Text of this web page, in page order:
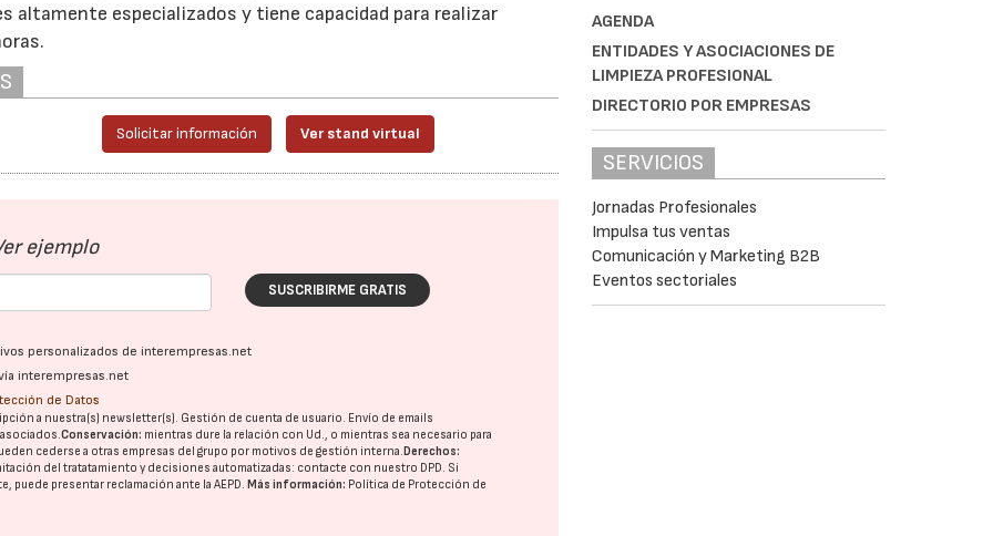
altamente especializados y tiene capacidad para realizar
Solicitar información Ver stand virtual
ejemplo
SUSCRIBIRME GRATIS
personalizados de interempresas.net
interempresas.net
de Datos
a nuestra(s) newsletter(s). Gestión de cuenta de usuario. Envío de emails
Conservación: mientras dure la relación con Ud., o mientras sea necesario para
cederse a otras empresas del grupo por motivos de gestión interna.Derechos:
del tratatamiento y decisiones automatizadas: contacte con nuestro DPD. Si
puede presentar reclamación ante laAEPD.Más información: Política de Protección de
AGENDA
ENTIDADES Y ASOCIACIONES DE
LIMPIEZA PROFESIONAL
DIRECTORIO POR EMPRESAS
SERVICIOS
Jornadas Profesionales
Impulsa tus ventas
Comunicación y Marketing B2B
Eventos sectoriales